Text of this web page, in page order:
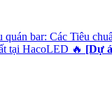
quán bar: Các Tiêu
tại HacoLED 🔥 [Dự